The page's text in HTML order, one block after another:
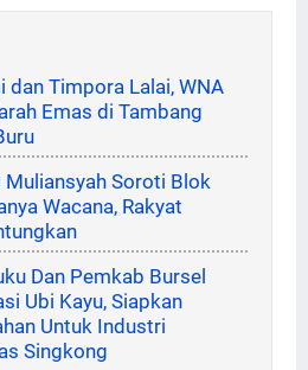
dan Timpora Lalai, WNA
Emas di Tambang
Soroti Blok
Wacana, Rakyat
Dan Pemkab Bursel
Ubi Kayu, Siapkan
Untuk Industri
Singkong